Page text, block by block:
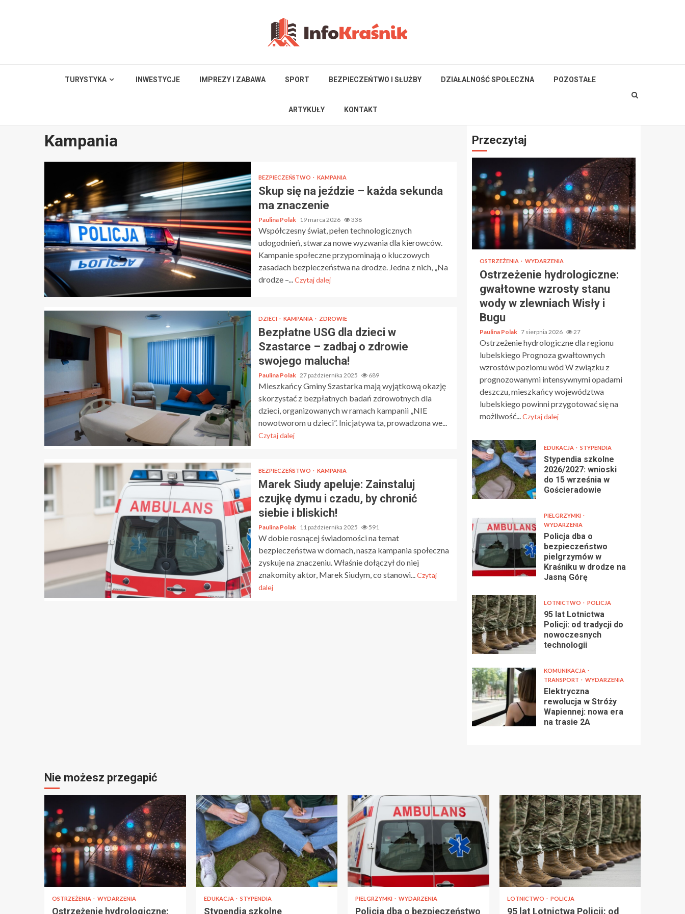
TURYSTYKA INWESTYCJE IMPREZY I ZABAWA SPORT BEZPIECZEŃTWO I SŁUŻBY DZIAŁALNOŚĆ SPOŁECZNA POZOSTAŁE
ARTYKUŁY KONTAKT
Kampania
BEZPIECZEŃSTWO KAMPANIA
Skup się na jeździe – każda sekunda
ma znaczenie
Paulina Polak 19 marca 2026 338
Współczesny świat, pełen technologicznych
udogodnień, stwarza nowe wyzwania dla kierowców.
Kampanie społeczne przypominają o kluczowych
zasadach bezpieczeństwa na drodze. Jedna z nich, „Na
drodze –... Czytaj dalej
DZIECI KAMPANIA ZDROWIE
Bezpłatne USG dla dzieci w
Szastarce – zadbaj o zdrowie
swojego malucha!
Paulina Polak 27 października 2025 689
Mieszkańcy Gminy Szastarka mają wyjątkową okazję
skorzystać z bezpłatnych badań zdrowotnych dla
dzieci, organizowanych w ramach kampanii „NIE
nowotworom u dzieci”. Inicjatywa ta, prowadzona we...
Czytaj dalej
BEZPIECZEŃSTWO KAMPANIA
Marek Siudy apeluje: Zainstaluj
czujkę dymu i czadu, by chronić
siebie i bliskich!
Paulina Polak 11 października 2025 591
W dobie rosnącej świadomości na temat
bezpieczeństwa w domach, nasza kampania społeczna
zyskuje na znaczeniu. Właśnie dołączył do niej
znakomity aktor, Marek Siudym, co stanowi...Czytaj
dalej
Przeczytaj
OSTRZEŻENIA WYDARZENIA
Ostrzeżenie hydrologiczne:
gwałtowne wzrosty stanu
wody w zlewniach Wisły i
Bugu
Paulina Polak 7 sierpnia 2026 27
Ostrzeżenie hydrologiczne dla regionu
lubelskiego Prognoza gwałtownych
wzrostów poziomu wód W związku z
prognozowanymi intensywnymi opadami
deszczu, mieszkańcy województwa
lubelskiego powinni przygotować się na
możliwość...Czytaj dalej
EDUKACJA STYPENDIA
Stypendia szkolne
2026/2027: wnioski
do 15 września w
Gościeradowie
PIELGRZYMKI
WYDARZENIA
Policja dba o
bezpieczeństwo
pielgrzymów w
Kraśniku w drodze na
Jasną Górę
LOTNICTWO POLICJA
95 lat Lotnictwa
Policji: od tradycji do
nowoczesnych
technologii
KOMUNIKACJA
TRANSPORT
WYDARZENIA
Elektryczna
rewolucja w Stróży
Wapiennej: nowa era
na trasie 2A
Nie możesz przegapić
OSTRZEŻENIA WYDARZENIA
Ostrzeżenie hydrologiczne:
EDUKACJA STYPENDIA
Stypendia szkolne
PIELGRZYMKI WYDARZENIA
Policja dba o bezpieczeństwo
LOTNICTWO POLICJA
95 lat Lotnictwa Policji: od